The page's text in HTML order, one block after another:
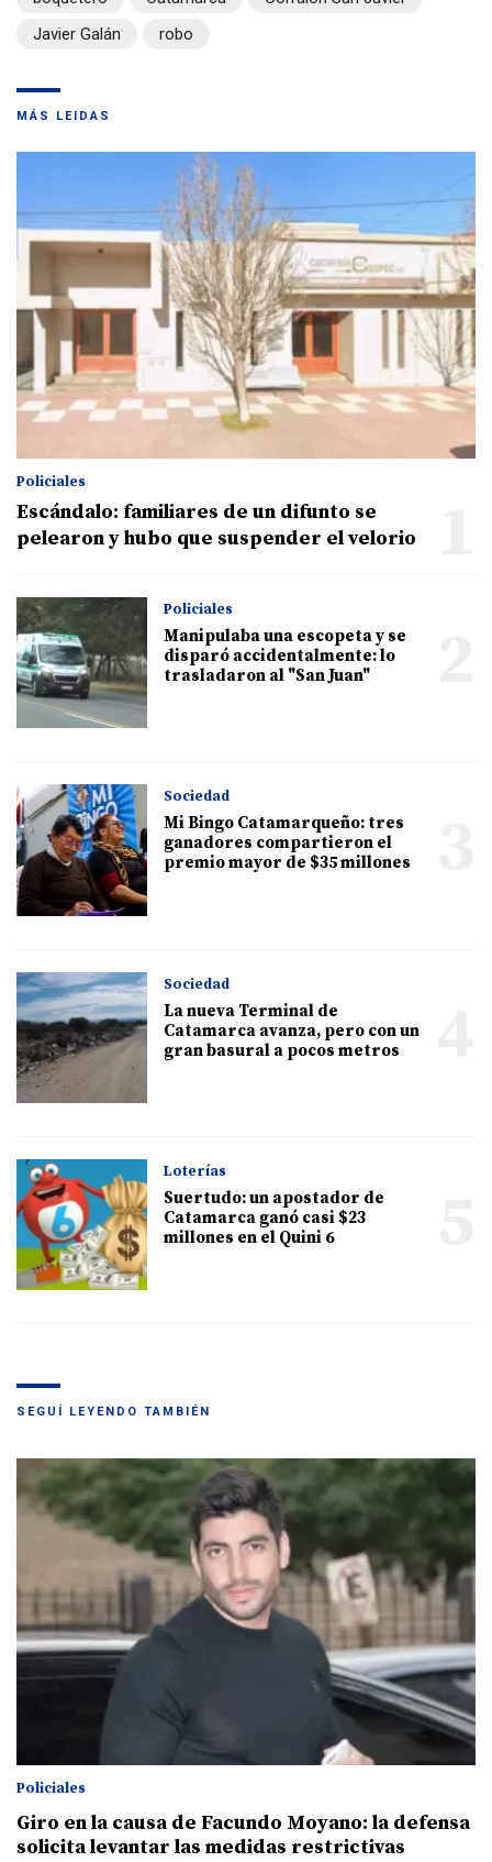
Javier Galán
robo
MÁS LEIDAS
Policiales
Escándalo: familiares de un difunto se
pelearon y hubo que suspender el velorio
Policiales
Manipulaba una escopeta y se
disparó accidentalmente: lo
trasladaron al "San Juan"
Sociedad
Mi Bingo Catamarqueño: tres
ganadores compartieron el
premio mayor de $35 millones
Sociedad
La nueva Terminal de
Catamarca avanza, pero con un
gran basural a pocos metros
Loterías
Suertudo: un apostador de
Catamarca ganó casi $23
millones en el Quini 6
SEGUÍ LEYENDO TAMBIÉN
Policiales
Giro en la causa de Facundo Moyano: la defensa
solicita levantar las medidas restrictivas